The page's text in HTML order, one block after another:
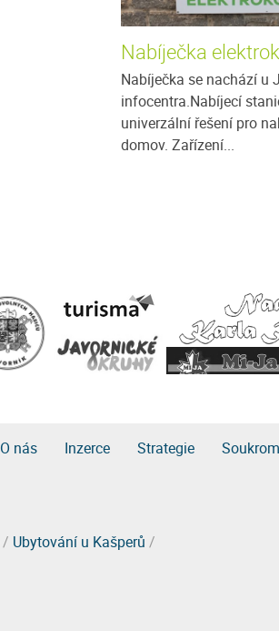
Nabíječka
Nabíječka se nachází u
infocentra.Nabíjecí
univerzální řešení pro
domov. Zařízení...
O nás Inzerce Strategie
/ Ubytování u Kašperů /